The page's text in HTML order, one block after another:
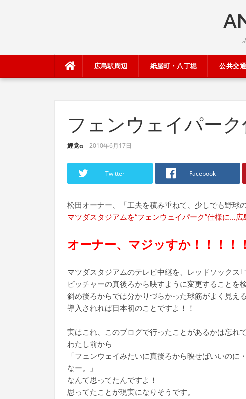
広島駅周辺 紙屋町・八丁堀 公共交通
フェンウェイパー
鯉党α 2010年6月17日
Twitter Facebook
松田オーナー、「工夫を積み重ねて、少しでも野球
マツダスタジアムを“フェンウェイパーク”仕様に…広
オーナー、マジッすか！！！！
マツダスタジアムのテレビ中継を、レッドソックス｢
ピッチャーの真後ろから映すように変更することを
斜め後ろからでは分かりづらかった球筋がよく見える
導入されれば日本初のことですよ！！
実はこれ、このブログで行ったことがあるかは忘れ
わたし前から
「フェンウェイみたいに真後ろから映せばいいの
なー。」
なんて思ってたんですよ！
思ってたことが現実になりそうです。